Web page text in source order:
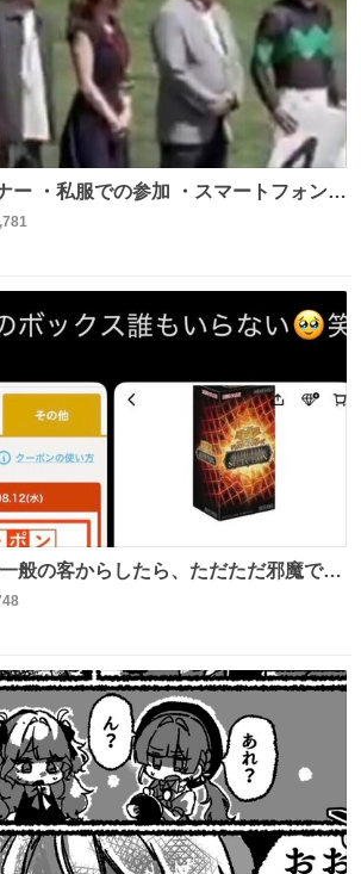
フォンで
分から握手を求める行為 ・シャツをズ
服装 ・ボディーバッグの着用 私も口